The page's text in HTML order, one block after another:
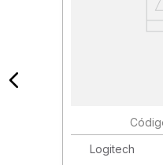
Logitech